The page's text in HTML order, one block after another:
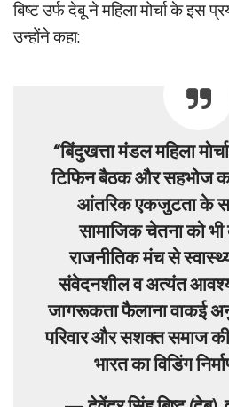
बिष्ट उर्फ देबू ने महिला मोर्चा के इस
उन्होंने कहा:
“बिंदुखत्ता मंडल महिला
टिफिन बैठक और सहभोज
आंतरिक एकजुटता के
सामाजिक चेतना को भी
राजनीतिक मंच से
संवेदनशील व अत्यंत
जागरूकता फैलाना वाकई
परिवार और सशक्त समाज की
भारत का विडिंग